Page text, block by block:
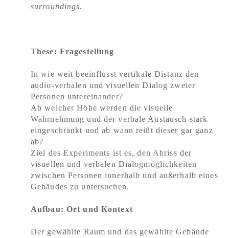
surroundings.
These: Fragestellung
In wie weit beeinflusst vertikale Distanz den
audio-verbalen und visuellen Dialog zweier
Personen untereinander?
Ab welcher Höhe werden die visuelle
Wahrnehmung und der verbale Austausch stark
eingeschränkt und ab wann reißt dieser gar ganz
ab?
Ziel des Experiments ist es, den Abriss der
visuellen und verbalen Dialogmöglichkeiten
zwischen Personen innerhalb und außerhalb eines
Gebäudes zu untersuchen.
Aufbau: Ort und Kontext
Der gewählte Raum und das gewählte Gebäude